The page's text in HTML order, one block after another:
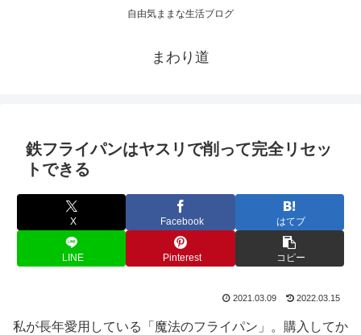
自由気ままな生活ブログ
まわり道
鉄フライパンはヤスリで削って完全リセッ
トできる
X Facebook はてブ
LINE Pinterest コピー
2021.03.09 2022.03.15
私が長年愛用している「魔法のフライパン」。購入してか